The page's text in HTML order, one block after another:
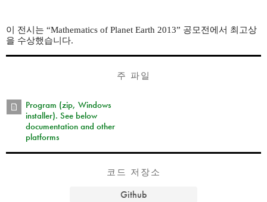
이 전시는 “Mathematics of Planet Earth 2013” 공모전에서 최고상
을 수상했습니다.
주 파일
Program (zip, Windows
installer). See below
documentation and other
platforms
코드 저장소
Github